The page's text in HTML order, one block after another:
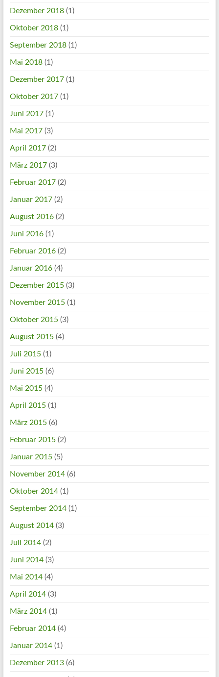
Dezember 2018(1)
Oktober 2018(1)
September 2018(1)
Mai 2018(1)
Dezember 2017(1)
Oktober 2017(1)
Juni 2017(1)
Mai 2017(3)
April 2017(2)
März 2017(3)
Februar 2017(2)
Januar 2017(2)
August 2016(2)
Juni 2016(1)
Februar 2016(2)
Januar 2016(4)
Dezember 2015(3)
November 2015(1)
Oktober 2015(3)
August 2015(4)
Juli 2015(1)
Juni 2015(6)
Mai 2015(4)
April 2015(1)
März 2015(6)
Februar 2015(2)
Januar 2015(5)
November 2014(6)
Oktober 2014(1)
September 2014(1)
August 2014(3)
Juli 2014(2)
Juni 2014(3)
Mai 2014(4)
April 2014(3)
März 2014(1)
Februar 2014(4)
Januar 2014(1)
Dezember 2013(6)